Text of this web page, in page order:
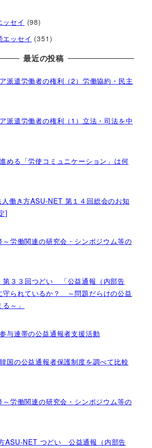
ッセイ (98)
エッセイ (351)
最近の投稿
派遣労働者の権利（2）労働協約・民主
派遣労働者の権利（1）立法・司法を中
める「労使コミュニケーション」は何
働き方ASU-NET 第１４回総会のお知
]
労働関連の研究会・シンポジウム等の
第３３回つどい 「公益通報（内部告
守られているか？ ～問題だらけの公益
～」
与連帯の公益通報者支援活動
国の公益通報者保護制度を調べて比較
労働関連の研究会・シンポジウム等の
ASU-NET つどい 公益通報（内部告